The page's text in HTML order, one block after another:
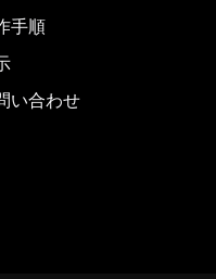
手順
い合わせ